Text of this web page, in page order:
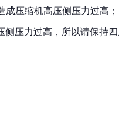
压缩机高压侧压力过高；
压力过高，所以请保持四